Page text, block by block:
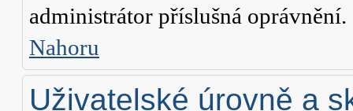
administrátor příslušná oprávnění.
Nahoru
Uživatelské úrovně a